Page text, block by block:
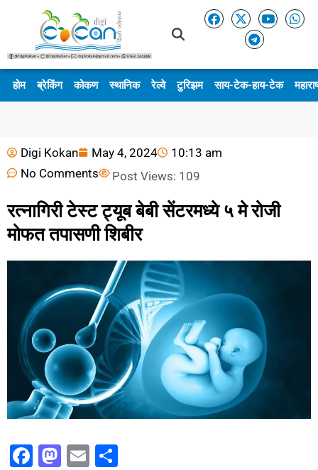
होम ब्रेकिंग कोकण स्थानिक रेल्वे टुरिझम साय-टेक-हाय-टेक
Digi Kokan May 4, 2024
10:13 am
No Comments
Post Views: 109
रत्नागिरी टेस्ट ट्यूब बेबी सेंटरमध्ये ५ मे रोजी
मोफत तपासणी शिबीर
F
M
E